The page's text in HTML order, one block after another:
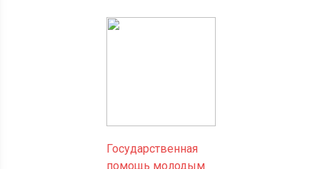
Государственная
помощь молодым